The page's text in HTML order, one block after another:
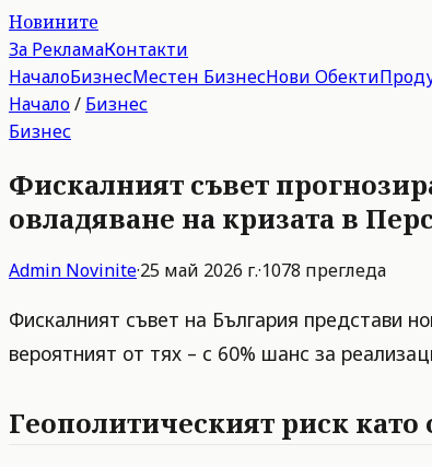
Новините
За РекламаКонтакти
НачалоБизнесМестен БизнесНови Обекти
Начало/ Бизнес
Бизнес
Фискалният съвет
овладяване на кризата в
Admin Novinite·25 май 2026 г.·1078 прегледа
Фискалният съвет на България представи
вероятният от тях – с 60% шанс за
Геополитическият риск